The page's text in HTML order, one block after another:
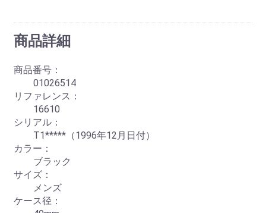
商品詳細
商品番号：
01026514
リファレンス：
16610
シリアル：
T1*****（1996年12月日付）
カラー：
ブラック
サイズ：
メンズ
ケース径：